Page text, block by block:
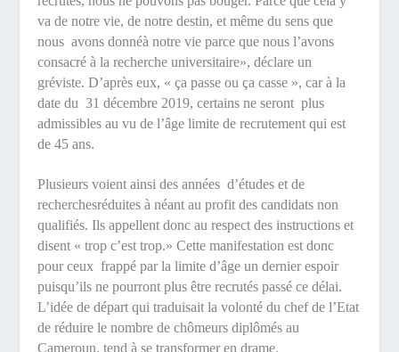
va de notre vie, de notre destin, et même du sens que
nous avons donnéà notre vie parce que nous l’avons
consacré à la recherche universitaire», déclare un
gréviste. D’après eux, « ça passe ou ça casse », car à la
date du 31 décembre 2019, certains ne seront plus
admissibles au vu de l’âge limite de recrutement qui est
de 45 ans.
Plusieurs voient ainsi des années d’études et de
recherchesréduites à néant au profit des candidats non
qualifiés. Ils appellent donc au respect des instructions et
disent « trop c’est trop.» Cette manifestation est donc
pour ceux frappé par la limite d’âge un dernier espoir
puisqu’ils ne pourront plus être recrutés passé ce délai.
L’idée de départ qui traduisait la volonté du chef de l’Etat
de réduire le nombre de chômeurs diplômés au
Cameroun, tend à se transformer en drame.